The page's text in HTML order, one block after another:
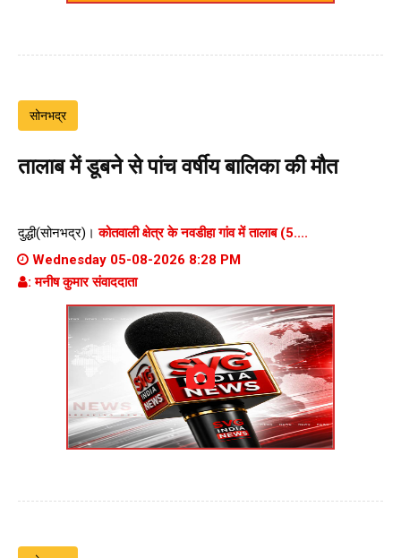
सोनभद्र
तालाब में डूबने से पांच वर्षीय बालिका की मौत
दुद्धी(सोनभद्र)।कोतवाली क्षेत्र के नवडीहा गांव में तालाब (5....
Wednesday 05-08-2026 8:28 PM
: मनीष कुमार संवाददाता